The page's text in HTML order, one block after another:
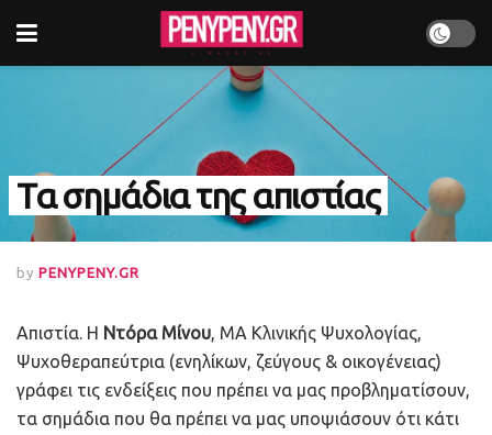
Τα σημάδια της απιστίας
by PENYPENY.GR
Απιστία. Η Ντόρα Μίνου, ΜΑ Κλινικής Ψυχολογίας,
Ψυχοθεραπεύτρια (ενηλίκων, ζεύγους & οικογένειας)
γράφει τις ενδείξεις που πρέπει να μας προβληματίσουν,
τα σημάδια που θα πρέπει να μας υποψιάσουν ότι κάτι